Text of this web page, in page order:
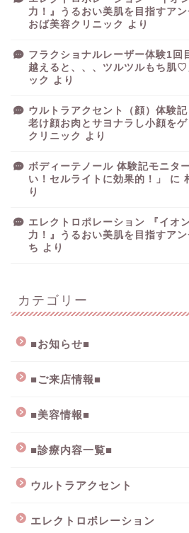
力！』うるおい美肌を目指すア
おば美容クリニック
より
フラクショナルレーザー体験1回
越えると、、、ツルツルもち肌♡
ック
より
ウルトラアクセント（顔）体験
老け顔お肉とサヨナラし小顔をゲ
クリニック
より
ボディーテノール 体験記モニタ
い！セルライトに効果的！」
に
り
エレクトロポレーション 『イオ
力！』うるおい美肌を目指すア
ち より
カテゴリー
■お知らせ■
■ご来店情報■
■美容情報■
■診療内容一覧■
ウルトラアクセント
エレクトロポレーション